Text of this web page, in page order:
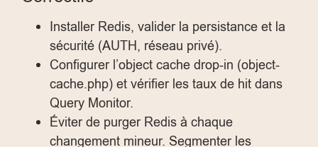
Installer Redis, valider la persistance et la
sécurité (AUTH, réseau privé).
Configurer l’object cache drop-in (object-
cache.php) et vérifier les taux de hit dans
Query Monitor.
Éviter de purger Redis à chaque
changement mineur. Segmenter les